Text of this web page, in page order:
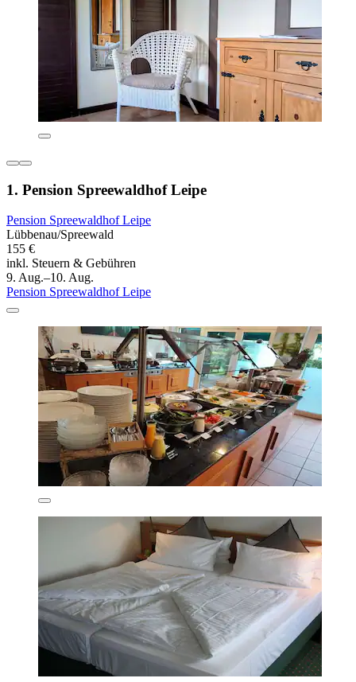
1. Pension Spreewaldhof Leipe
Pension Spreewaldhof Leipe
Lübbenau/Spreewald
155 €
inkl. Steuern & Gebühren
9. Aug.–10. Aug.
Pension Spreewaldhof Leipe